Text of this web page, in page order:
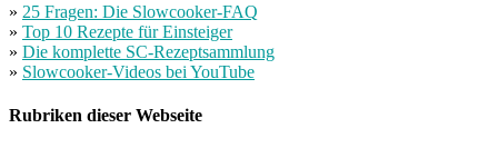
» 25 Fragen: Die Slowcooker-FAQ
» Top 10 Rezepte für Einsteiger
» Die komplette SC-Rezeptsammlung
» Slowcooker-Videos bei YouTube
Rubriken dieser Webseite